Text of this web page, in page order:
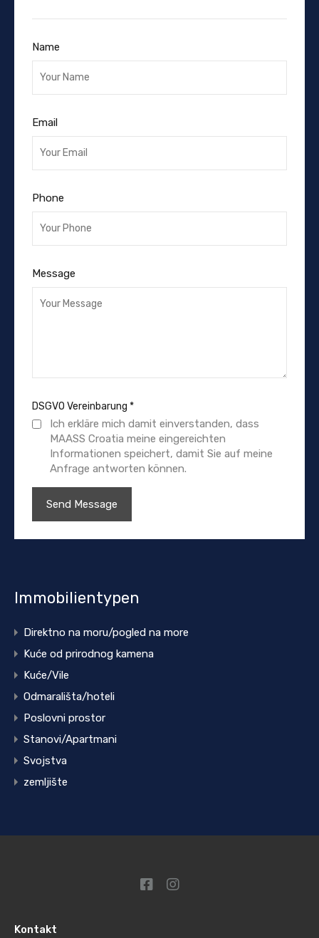
Name
Email
Phone
Message
DSGVO Vereinbarung *
Ich erkläre mich damit einverstanden, dass
MAASS Croatia meine eingereichten
Informationen speichert, damit Sie auf meine
Anfrage antworten können.
Immobilientypen
Direktno na moru/pogled na more
Kuće od prirodnog kamena
Kuće/Vile
Odmarališta/hoteli
Poslovni prostor
Stanovi/Apartmani
Svojstva
zemljište
Kontakt